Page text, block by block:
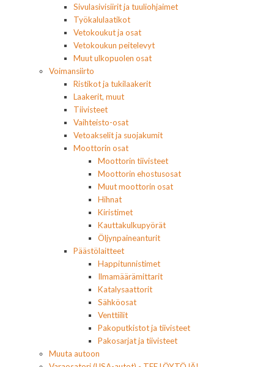
Sivulasivisiirit ja tuuliohjaimet
Työkalulaatikot
Vetokoukut ja osat
Vetokoukun peitelevyt
Muut ulkopuolen osat
Voimansiirto
Ristikot ja tukilaakerit
Laakerit, muut
Tiivisteet
Vaihteisto-osat
Vetoakselit ja suojakumit
Moottorin osat
Moottorin tiivisteet
Moottorin ehostusosat
Muut moottorin osat
Hihnat
Kiristimet
Kauttakulkupyörät
Öljynpaineanturit
Päästölaitteet
Happitunnistimet
Ilmamäärämittarit
Katalysaattorit
Sähköosat
Venttiilit
Pakoputkistot ja tiivisteet
Pakosarjat ja tiivisteet
Muuta autoon